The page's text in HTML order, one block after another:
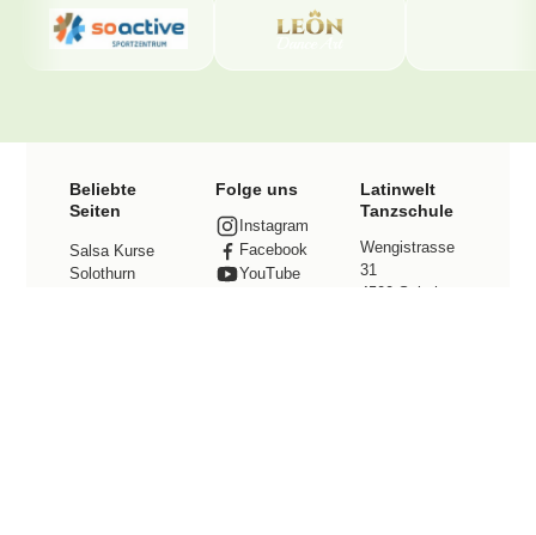
Beliebte
Seiten
Salsa Kurse
Solothurn
Folge uns
Instagram
Facebook
YouTube
Latinwelt
Tanzschule
Wengistrasse
31
4500 Solothurn